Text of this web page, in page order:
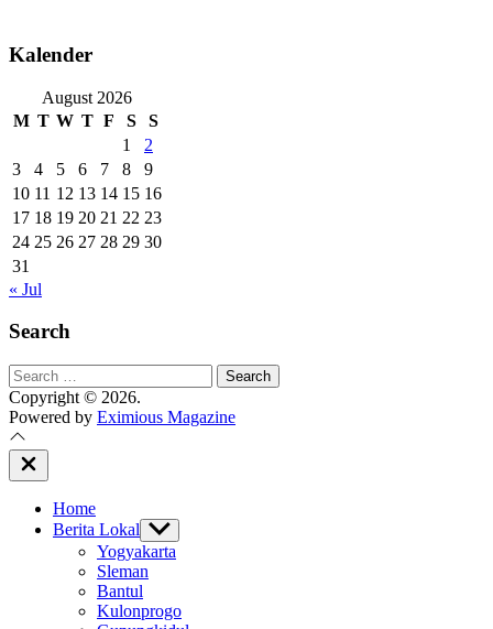
Kalender
August 2026
M T W T F S
S
1
2
3
4 5 6 7 8
9
10 11 12 13 14 15 16
17 18 19 20 21 22 23
24 25 26 27 28 29 30
31
« Jul
Search
Search
for:
Copyright © 2026.
Powered by Eximious Magazine
Close
Off
Home
Berita Lokal Show
sub
menu
Yogyakarta
Sleman
Bantul
Kulonprogo